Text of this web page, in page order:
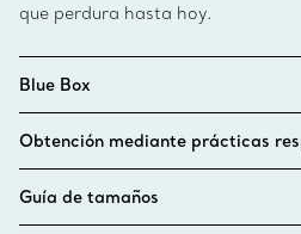
que perdura hasta hoy.
Blue Box
Obtención mediante prácticas
Guía de tamaños